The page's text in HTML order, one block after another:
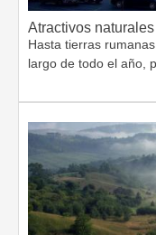
Atractivos
Hasta tierras
largo de todo el año,